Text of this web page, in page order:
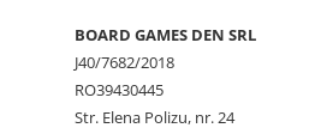
BOARD GAMES DEN SRL
J40/7682/2018
RO39430445
Str. Elena Polizu, nr. 24